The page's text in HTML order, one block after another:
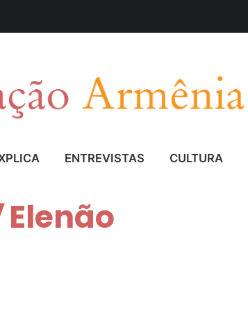
ENTREVISTAS CULTURA
Elenão